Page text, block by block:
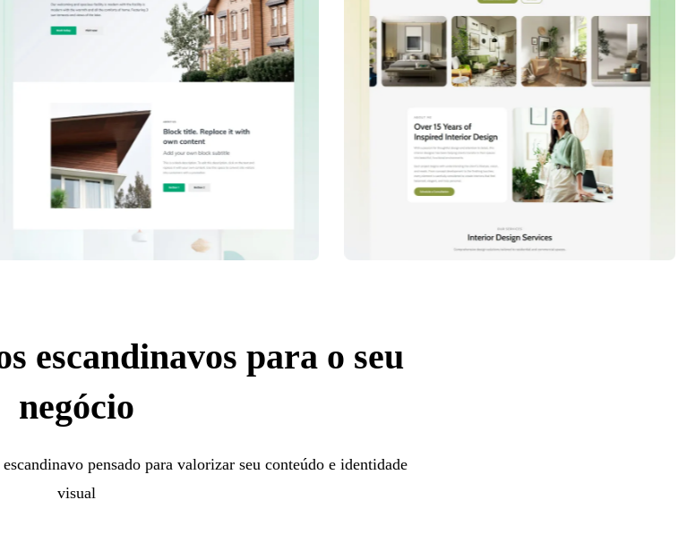
escandinavos para o seu
negócio
pensado para valorizar seu conteúdo e identidade
visual